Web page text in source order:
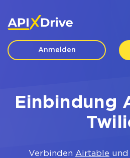
Anmelden
Einbindung
Verbinden Airtable und